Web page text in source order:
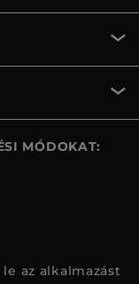
MÓDOKAT:
az alkalmazást